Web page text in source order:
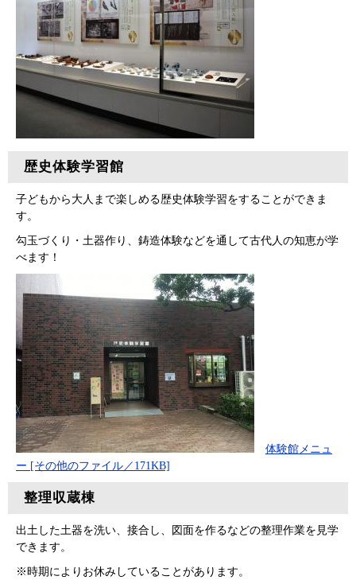
歴史体験学習館
子どもから大人まで楽しめる歴史体験学習をすることができま
す。
勾玉づくり・土器作り、鋳造体験などを通して古代人の知恵が学
べます！
体験館メニュ
ー [その他のファイル／171KB]
整理収蔵棟
出土した土器を洗い、接合し、図面を作るなどの整理作業を見学
できます。
※時期によりお休みしていることがあります。